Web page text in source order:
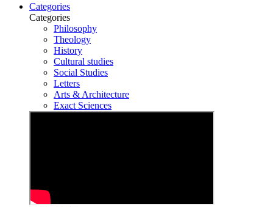
Categories
Categories
Philosophy
Theology
History
Cultural studies
Social Studies
Letters
Arts & Architecture
Exact Sciences